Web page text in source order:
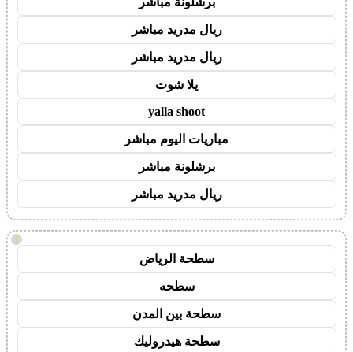
ريال مدريد مباشر
ريال مدريد مباشر
يلا شوت
yalla shoot
مباريات اليوم مباشر
برشلونة مباشر
ريال مدريد مباشر
!
سطحة الرياض
سطحه
سطحة بين المدن
سطحة هيدروليك